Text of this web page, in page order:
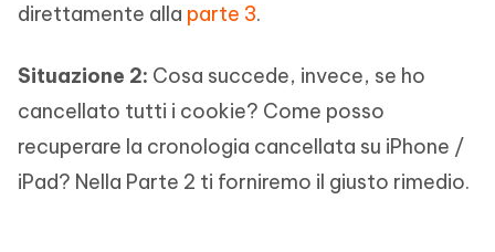
direttamente alla parte 3.
Situazione 2: Cosa succede, invece, se ho
cancellato tutti i cookie? Come posso
recuperare la cronologia cancellata su iPhone /
iPad? Nella Parte 2 ti forniremo il giusto rimedio.